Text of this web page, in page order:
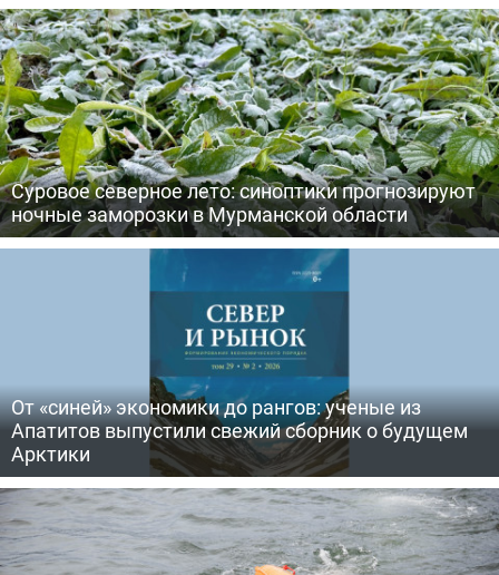
Суровое северное лето: синоптики прогнозируют
ночные заморозки в Мурманской области
От «синей» экономики до рангов: ученые из
Апатитов выпустили свежий сборник о будущем
Арктики